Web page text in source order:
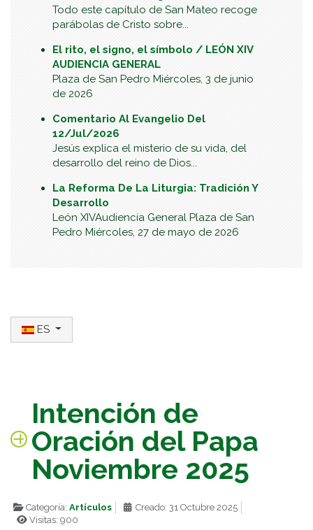
Todo este capítulo de San Mateo recoge
parábolas de Cristo sobre...
El rito, el signo, el símbolo / LEÓN XIV
AUDIENCIA GENERAL
Plaza de San Pedro Miércoles, 3 de junio
de 2026
Comentario Al Evangelio Del
12/Jul/2026
Jesús explica el misterio de su vida, del
desarrollo del reino de Dios...
La Reforma De La Liturgia: Tradición Y
Desarrollo
León XIVAudiencia General Plaza de San
Pedro Miércoles, 27 de mayo de 2026
Seleccione su idioma
ES
Intención de
Oración del Papa
Noviembre 2025
Categoría:Artículos
Creado: 31 Octubre 2025
Visitas: 900